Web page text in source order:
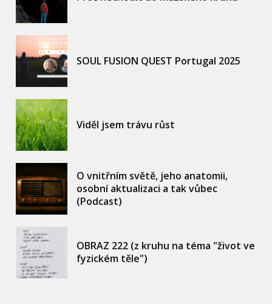
SOUL FUSION QUEST Portugal 2025
Viděl jsem trávu růst
O vnitřním světě, jeho anatomii,
osobní aktualizaci a tak vůbec
(Podcast)
OBRAZ 222 (z kruhu na téma "život ve
fyzickém těle")